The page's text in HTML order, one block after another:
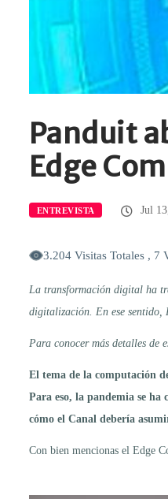
Panduit
Edge
ENTREVISTA Jul
3.204 Visitas Totales , 7
La transformación digital ha
digitalización. En ese sentido,
Para conocer más detalles de
El tema de la computación
Para eso, la pandemia se ha
cómo el Canal debería
Con bien mencionas el Edge